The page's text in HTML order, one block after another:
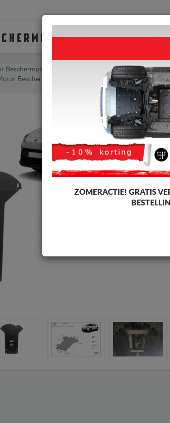
BESCHERMPLAAT
Beschermplaat Toyota
Beschermplaat Toyota C-HR
ZOMERACTIE! GRATIS